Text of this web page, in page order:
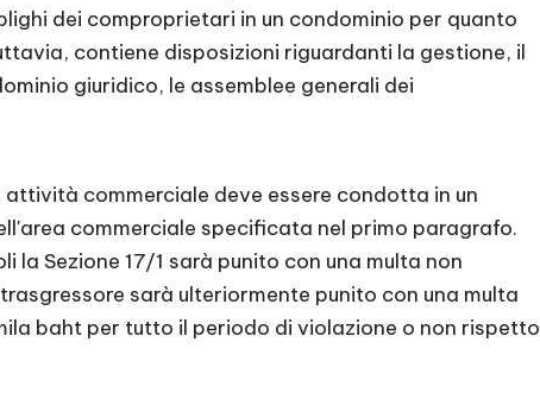
dei comproprietari in un condominio per quanto
contiene disposizioni riguardanti la gestione, il
giuridico, le assemblee generali dei
attività commerciale deve essere condotta in un
commerciale specificata nel primo paragrafo.
la Sezione 17/1 sarà punito con una multa non
sarà ulteriormente punito con una multa
baht per tutto il periodo di violazione o non rispetto